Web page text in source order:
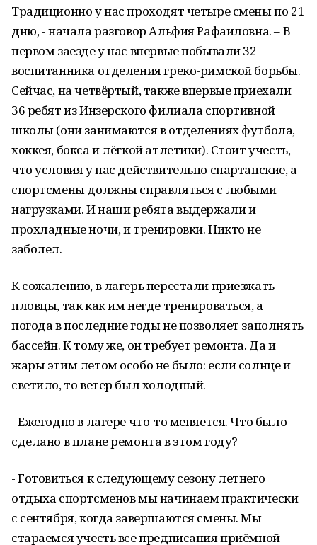
Традиционно у нас проходят четыре смены по 21
дню, - начала разговор Альфия Рафаиловна. – В
первом заезде у нас впервые побывали 32
воспитанника отделения греко-римской борьбы.
Сейчас, на четвёртый, также впервые приехали
36 ребят из Инзерского филиала спортивной
школы (они занимаются в отделениях футбола,
хоккея, бокса и лёгкой атлетики). Стоит учесть,
что условия у нас действительно спартанские, а
спортсмены должны справляться с любыми
нагрузками. И наши ребята выдержали и
прохладные ночи, и тренировки. Никто не
заболел.
К сожалению, в лагерь перестали приезжать
пловцы, так как им негде тренироваться, а
погода в последние годы не позволяет заполнять
бассейн. К тому же, он требует ремонта. Да и
жары этим летом особо не было: если солнце и
светило, то ветер был холодный.
- Ежегодно в лагере что-то меняется. Что было
сделано в плане ремонта в этом году?
- Готовиться к следующему сезону летнего
отдыха спортсменов мы начинаем практически
с сентября, когда завершаются смены. Мы
стараемся учесть все предписания приёмной